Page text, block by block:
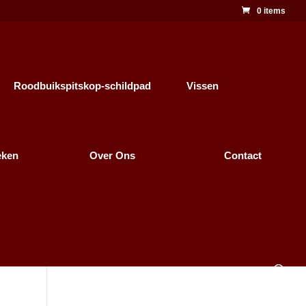
0 items
Roodbuikspitskop-schildpad Vissen
Over Ons Contact